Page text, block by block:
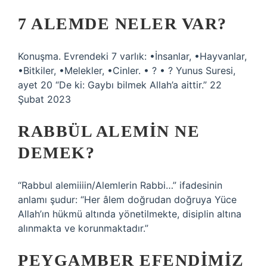
7 ALEMDE NELER VAR?
Konuşma. Evrendeki 7 varlık: •İnsanlar, •Hayvanlar,
•Bitkiler, •Melekler, •Cinler. • ? • ? Yunus Suresi,
ayet 20 “De ki: Gaybı bilmek Allah’a aittir.” 22
Şubat 2023
RABBÜL ALEMIN NE
DEMEK?
“Rabbul alemiiiin/Alemlerin Rabbi…” ifadesinin
anlamı şudur: “Her âlem doğrudan doğruya Yüce
Allah’ın hükmü altında yönetilmekte, disiplin altına
alınmakta ve korunmaktadır.”
PEYGAMBER EFENDIMIZ